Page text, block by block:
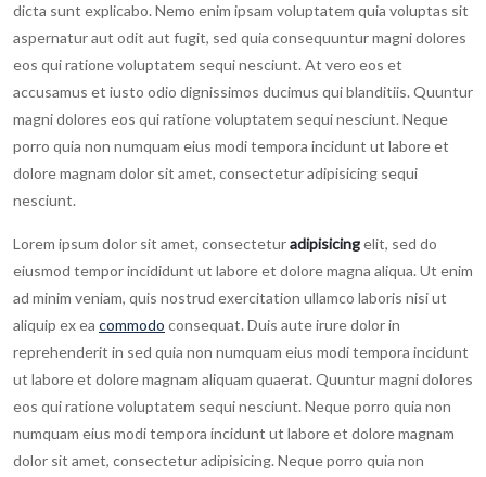
dicta sunt explicabo. Nemo enim ipsam voluptatem quia voluptas sit
aspernatur aut odit aut fugit, sed quia consequuntur magni dolores
eos qui ratione voluptatem sequi nesciunt. At vero eos et
accusamus et iusto odio dignissimos ducimus qui blanditiis. Quuntur
magni dolores eos qui ratione voluptatem sequi nesciunt. Neque
porro quia non numquam eius modi tempora incidunt ut labore et
dolore magnam dolor sit amet, consectetur adipisicing sequi
nesciunt.
Lorem ipsum dolor sit amet, consecteturadipisicingelit, sed do
eiusmod tempor incididunt ut labore et dolore magna aliqua. Ut enim
ad minim veniam, quis nostrud exercitation ullamco laboris nisi ut
aliquip ex ea commodo consequat. Duis aute irure dolor in
reprehenderit in sed quia non numquam eius modi tempora incidunt
ut labore et dolore magnam aliquam quaerat. Quuntur magni dolores
eos qui ratione voluptatem sequi nesciunt. Neque porro quia non
numquam eius modi tempora incidunt ut labore et dolore magnam
dolor sit amet, consectetur adipisicing. Neque porro quia non